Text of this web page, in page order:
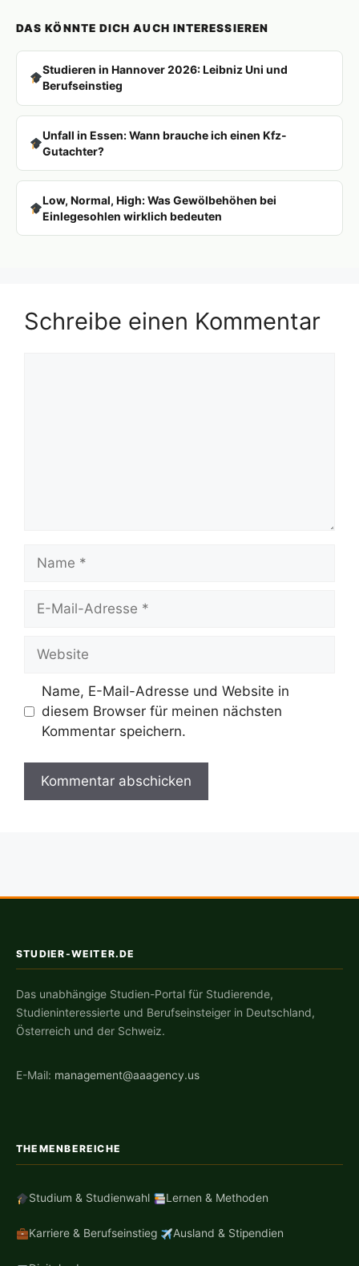
DAS KÖNNTE DICH AUCH INTERESSIEREN
Studieren in Hannover 2026: Leibniz Uni und
Berufseinstieg
Unfall in Essen: Wann brauche ich einen Kfz-
Gutachter?
Low, Normal, High: Was Gewölbehöhen bei
Einlegesohlen wirklich bedeuten
Schreibe einen Kommentar
Name
Website
Name, E-Mail-Adresse und Website in
diesem Browser für meinen nächsten
Kommentar speichern.
STUDIER-WEITER.DE
Das unabhängige Studien-Portal für Studierende,
Studieninteressierte und Berufseinsteiger in Deutschland,
Österreich und der Schweiz.
E-Mail: management@aaagency.us
THEMENBEREICHE
Studium & Studienwahl Lernen & Methoden
Karriere & Berufseinstieg Ausland & Stipendien